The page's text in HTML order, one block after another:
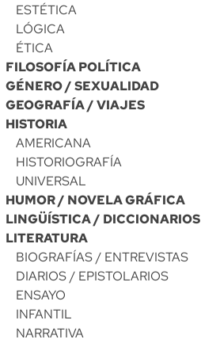
ESTÉTICA
LÓGICA
ÉTICA
FILOSOFÍA POLÍTICA
GÉNERO / SEXUALIDAD
GEOGRAFÍA / VIAJES
HISTORIA
AMERICANA
HISTORIOGRAFÍA
UNIVERSAL
HUMOR / NOVELA GRÁFICA
LINGÜÍSTICA / DICCIONARIOS
LITERATURA
BIOGRAFÍAS / ENTREVISTAS
DIARIOS / EPISTOLARIOS
ENSAYO
INFANTIL
NARRATIVA